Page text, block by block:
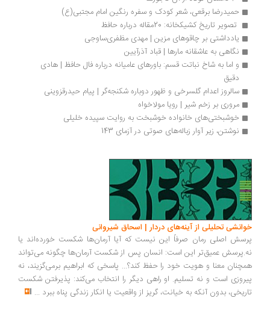
حمیدرضا برقعی، شعر کودک و سفره رنگین امام مجتبی(ع)
تصویر تاریخ کشیکخانه: 20مقاله درباره حافظ
یادداشتی بر چاقوهای مزین | مهدی مظفری‌ساوجی
نگاهی به عاشقانه مارها | قباد آذرآیین
دقیق
سالروز اعدام گلسرخی و ظهور دوباره شکنجه‌گر | پیام حیدرقزوینی
مروری بر زخم شیر | رویا مولاخواه
خوشبختی‌های خانواده‌ خوشبخت به روایت سپیده خلیلی
نوشتن، زیر آوار زباله‌های صوتی در آزمای 143
خوانشی تحلیلی از آینه‌های دردار | اسحاق شیروانی
پرسش اصلی رمان صرفاً این نیست که آیا آرمان‌ها شکست خورده‌اند یا
نه.پرسش عمیق‌تر این است: انسان پس از شکست آرمان‌ها چگونه می‌تواند
همچنان معنا و هویت خود را حفظ کند؟... پاسخی که ابراهیم برمی‌گزیند، نه
پیروزی است و نه تسلیم. او راهی دیگر را انتخاب می‌کند: پذیرفتن شکست
تاریخی، بدون آنکه به خیانت، گریز از واقعیت یا انکار زندگی پناه ببرد ...